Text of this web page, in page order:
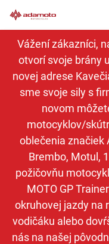
na
obsah
Vážení zákazníci,
otvorí svoje brány
novej adrese
sme svoje sily s
novom
motocyklov/
oblečenia značiek
Brembo, Motul,
požičovňu
MOTO GP
okruhovej jazdy na
vodičáku alebo
nás na našej